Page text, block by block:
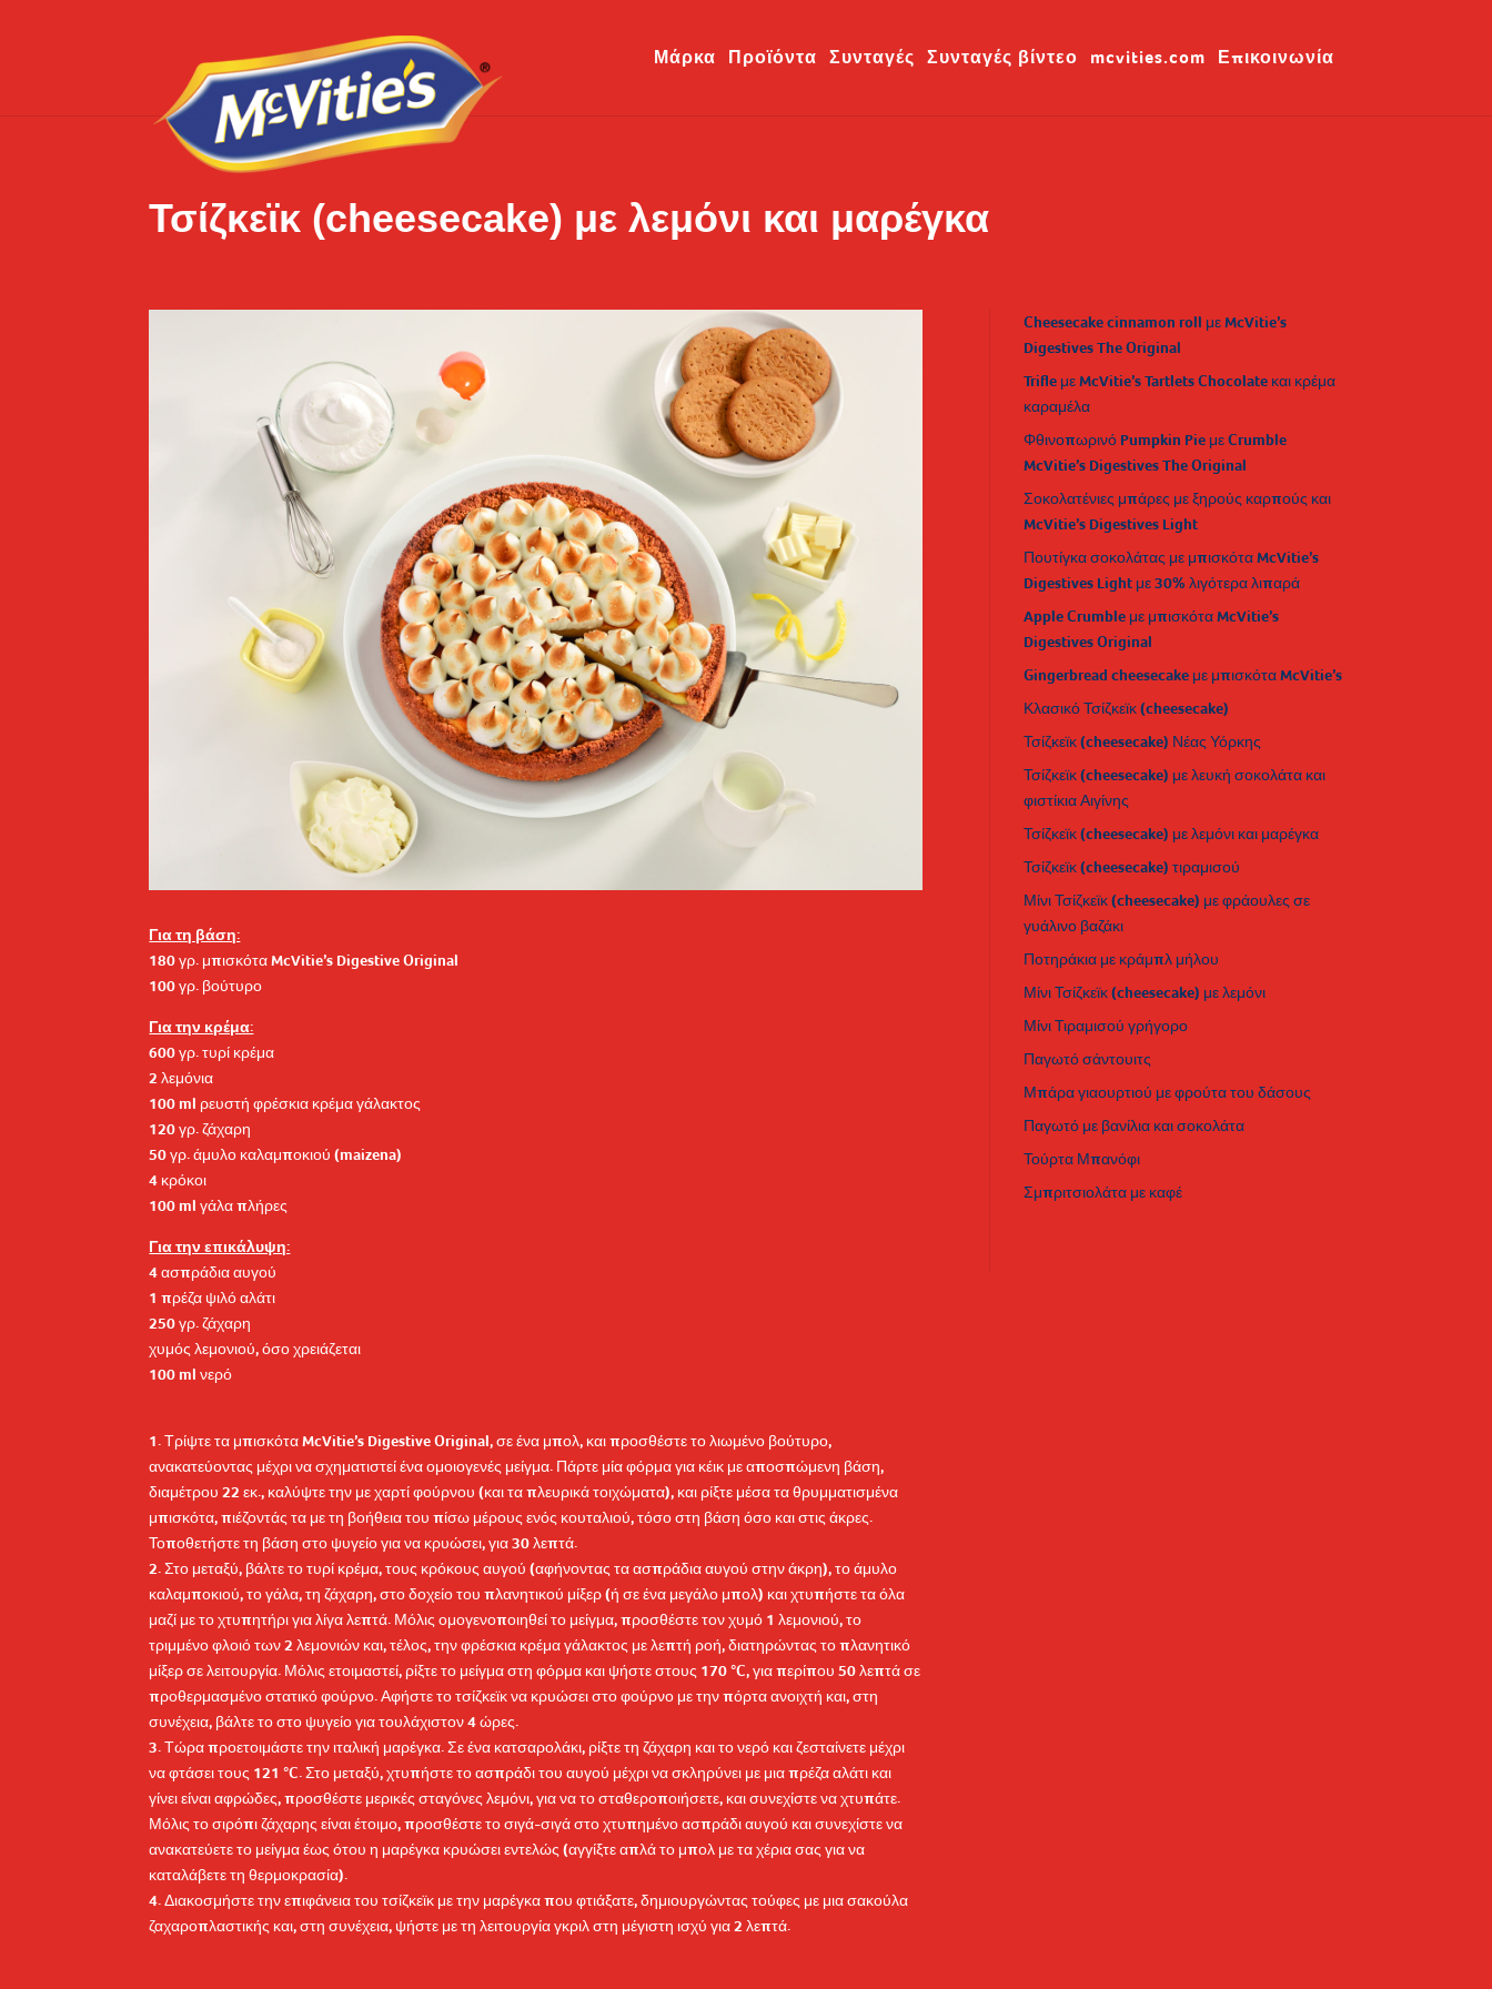
Μάρκα Προϊόντα Συνταγές Συνταγές βίντεο mcvities.com Επικοινωνία
Τσίζκεϊκ (cheesecake) με λεμόνι και μαρέγκα
Για τη βάση:
180 γρ. μπισκότα McVitie’s Digestive Original
100 γρ. βούτυρο
Για την κρέμα:
600 γρ. τυρί κρέμα
2 λεμόνια
100 ml ρευστή φρέσκια κρέμα γάλακτος
120 γρ. ζάχαρη
50 γρ. άμυλο καλαμποκιού (maizena)
4 κρόκοι
100 ml γάλα πλήρες
Για την επικάλυψη:
4 ασπράδια αυγού
1 πρέζα ψιλό αλάτι
250 γρ. ζάχαρη
χυμός λεμονιού, όσο χρειάζεται
100 ml νερό
1. Τρίψτε τα μπισκότα McVitie’s Digestive Original, σε ένα μπολ, και προσθέστε το λιωμένο βούτυρο,
ανακατεύοντας μέχρι να σχηματιστεί ένα ομοιογενές μείγμα. Πάρτε μία φόρμα για κέικ με αποσπώμενη βάση,
διαμέτρου 22 εκ., καλύψτε την με χαρτί φούρνου (και τα πλευρικά τοιχώματα), και ρίξτε μέσα τα θρυμματισμένα
μπισκότα, πιέζοντάς τα με τη βοήθεια του πίσω μέρους ενός κουταλιού, τόσο στη βάση όσο και στις άκρες.
Τοποθετήστε τη βάση στο ψυγείο για να κρυώσει, για 30 λεπτά.
2. Στο μεταξύ, βάλτε το τυρί κρέμα, τους κρόκους αυγού (αφήνοντας τα ασπράδια αυγού στην άκρη), το άμυλο
καλαμποκιού, το γάλα, τη ζάχαρη, στο δοχείο του πλανητικού μίξερ (ή σε ένα μεγάλο μπολ) και χτυπήστε τα όλα
μαζί με το χτυπητήρι για λίγα λεπτά. Μόλις ομογενοποιηθεί το μείγμα, προσθέστε τον χυμό 1 λεμονιού, το
τριμμένο φλοιό των 2 λεμονιών και, τέλος, την φρέσκια κρέμα γάλακτος με λεπτή ροή, διατηρώντας το πλανητικό
μίξερ σε λειτουργία. Μόλις ετοιμαστεί, ρίξτε το μείγμα στη φόρμα και ψήστε στους 170 °C, για περίπου 50 λεπτά σε
προθερμασμένο στατικό φούρνο. Αφήστε το τσίζκεϊκ να κρυώσει στο φούρνο με την πόρτα ανοιχτή και, στη
συνέχεια, βάλτε το στο ψυγείο για τουλάχιστον 4 ώρες.
3. Τώρα προετοιμάστε την ιταλική μαρέγκα. Σε ένα κατσαρολάκι, ρίξτε τη ζάχαρη και το νερό και ζεσταίνετε μέχρι
να φτάσει τους 121 °C. Στο μεταξύ, χτυπήστε το ασπράδι του αυγού μέχρι να σκληρύνει με μια πρέζα αλάτι και
γίνει είναι αφρώδες, προσθέστε μερικές σταγόνες λεμόνι, για να το σταθεροποιήσετε, και συνεχίστε να χτυπάτε.
Μόλις το σιρόπι ζάχαρης είναι έτοιμο, προσθέστε το σιγά-σιγά στο χτυπημένο ασπράδι αυγού και συνεχίστε να
ανακατεύετε το μείγμα έως ότου η μαρέγκα κρυώσει εντελώς (αγγίξτε απλά το μπολ με τα χέρια σας για να
καταλάβετε τη θερμοκρασία).
4. Διακοσμήστε την επιφάνεια του τσίζκεϊκ με την μαρέγκα που φτιάξατε, δημιουργώντας τούφες με μια σακούλα
ζαχαροπλαστικής και, στη συνέχεια, ψήστε με τη λειτουργία γκριλ στη μέγιστη ισχύ για 2 λεπτά.
Cheesecake cinnamon roll με McVitie’s
Digestives The Original
Trifle με McVitie’s Tartlets Chocolate και κρέμα
καραμέλα
Φθινοπωρινό Pumpkin Pie με Crumble
McVitie’s Digestives The Original
Σοκολατένιες μπάρες με ξηρούς καρπούς και
McVitie’s Digestives Light
Πουτίγκα σοκολάτας με μπισκότα McVitie’s
Digestives Light με 30% λιγότερα λιπαρά
Apple Crumble με μπισκότα McVitie’s
Digestives Original
Gingerbread cheesecake με μπισκότα McVitie’s
Κλασικό Τσίζκεϊκ (cheesecake)
Τσίζκεϊκ (cheesecake) Νέας Υόρκης
Τσίζκεϊκ (cheesecake) με λευκή σοκολάτα και
φιστίκια Αιγίνης
Τσίζκεϊκ (cheesecake) με λεμόνι και μαρέγκα
Τσίζκεϊκ (cheesecake) τιραμισού
Μίνι Τσίζκεϊκ (cheesecake) με φράουλες σε
γυάλινο βαζάκι
Ποτηράκια με κράμπλ μήλου
Μίνι Τσίζκεϊκ (cheesecake) με λεμόνι
Μίνι Τιραμισού γρήγορο
Παγωτό σάντουιτς
Μπάρα γιαουρτιού με φρούτα του δάσους
Παγωτό με βανίλια και σοκολάτα
Τούρτα Μπανόφι
Σμπριτσιολάτα με καφέ